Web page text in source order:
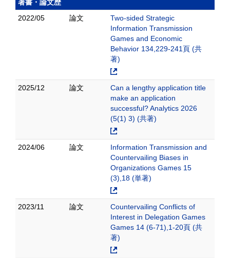
著書・論文歴
2022/05
論文
Two-sided Strategic
Information Transmission
Games and Economic
Behavior 134,229-241頁 (共
著)
2025/12 論文
Can a lengthy application title
make an application
successful? Analytics 2026
(5(1) 3) (共著)
2024/06 論文
Information Transmission and
Countervailing Biases in
Organizations Games 15
(3),18 (単著)
2023/11 論文
Countervailing Conflicts of
Interest in Delegation Games
Games 14 (6-71),1-20頁 (共
著)